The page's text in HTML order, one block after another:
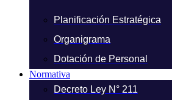
Planificación Estratégica
Organigrama
Dotación de Personal
Normativa
Decreto Ley N° 211